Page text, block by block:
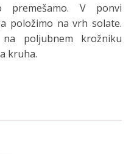
premešamo. V ponvi
položimo na vrh solate.
poljubnem krožniku
kruha.